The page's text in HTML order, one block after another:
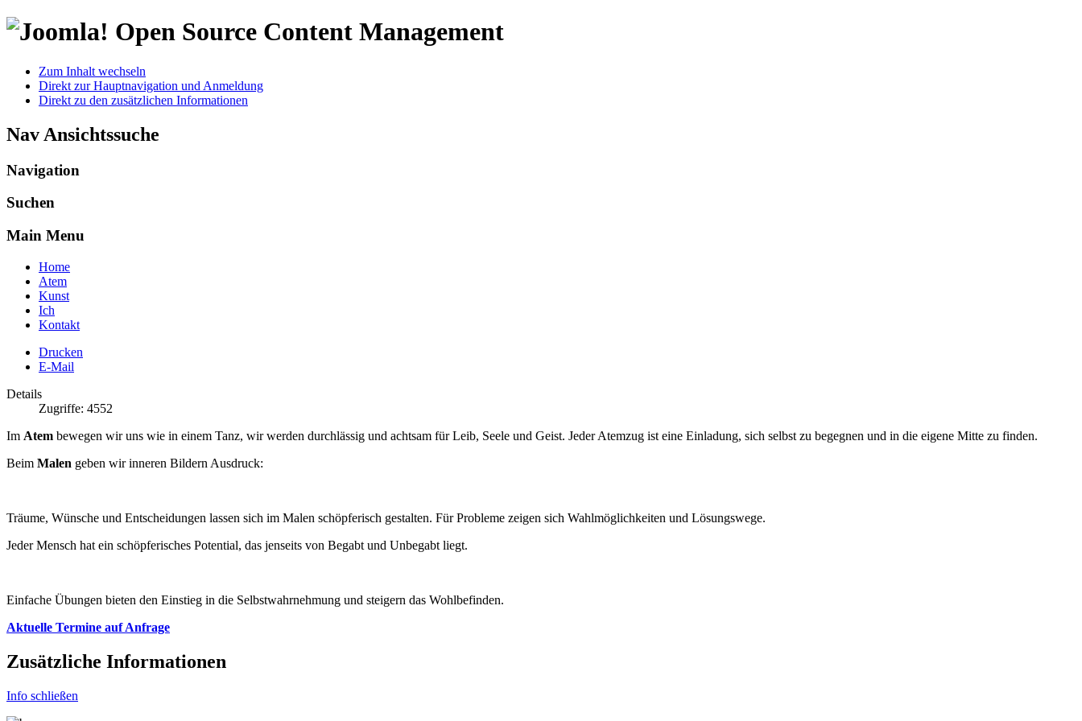
Open Source Content Management
Zum Inhalt wechseln
Direkt zur Hauptnavigation und Anmeldung
Direkt zu den zusätzlichen Informationen
Nav Ansichtssuche
Navigation
Suchen
Main Menu
Home
Atem
Kunst
Ich
Kontakt
Drucken
E-Mail
Details
Zugriffe: 4552
Im Atem bewegen wir uns wie in einem Tanz, wir werden durchlässig und achtsam für Leib, Seele und Geist. Jeder Atemzug ist eine Einladung, sich selbst zu begegnen und in die eigene Mitte zu finden.
Beim Malen geben wir inneren Bildern Ausdruck:
Träume, Wünsche und Entscheidungen lassen sich im Malen schöpferisch gestalten. Für Probleme zeigen sich Wahlmöglichkeiten und Lösungswege.
Jeder Mensch hat ein schöpferisches Potential, das jenseits von Begabt und Unbegabt liegt.
Einfache Übungen bieten den Einstieg in die Selbstwahrnehmung und steigern das Wohlbefinden.
Aktuelle Termine auf Anfrage
Zusätzliche Informationen
Info schließen